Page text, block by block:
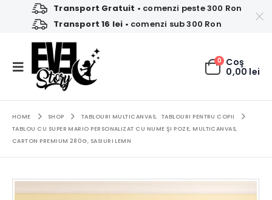
Transport Gratuit • comenzi peste 300 Ron
Transport 16 lei • comenzi sub 300 Ron
0 Coş
0,00 lei
HOME SHOP TABLOURI MULTICANVAS,
TABLOURI PENTRU COPII
TABLOU CU SUPER MARIO PERSONALIZAT CU NUME ŞI POZE, MULTICANVAS,
CARTON PREMIUM 280G, SASIURI LEMN